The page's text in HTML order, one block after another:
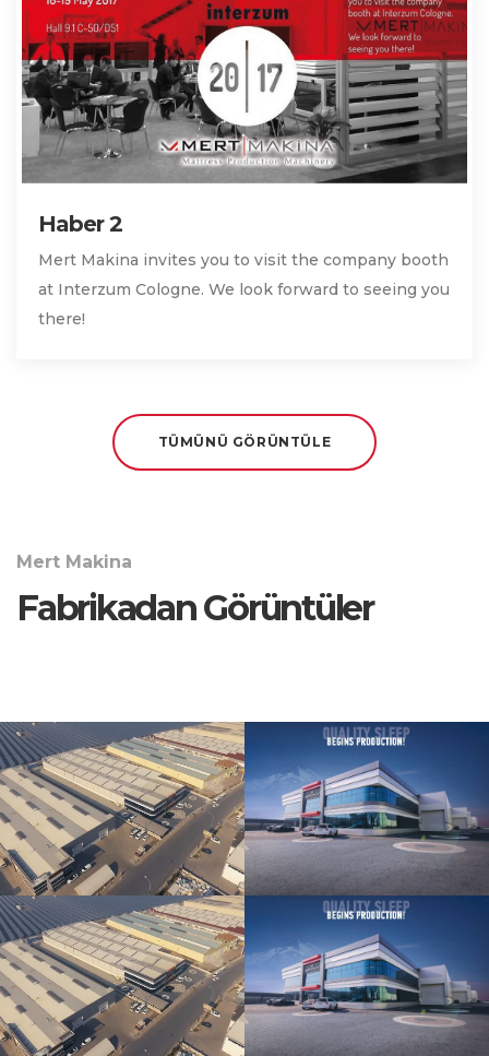
Haber 2
Mert Makina invites you to visit the company booth
at Interzum Cologne. We look forward to seeing you
there!
TÜMÜNÜ GÖRÜNTÜLE
Mert Makina
Fabrikadan Görüntüler